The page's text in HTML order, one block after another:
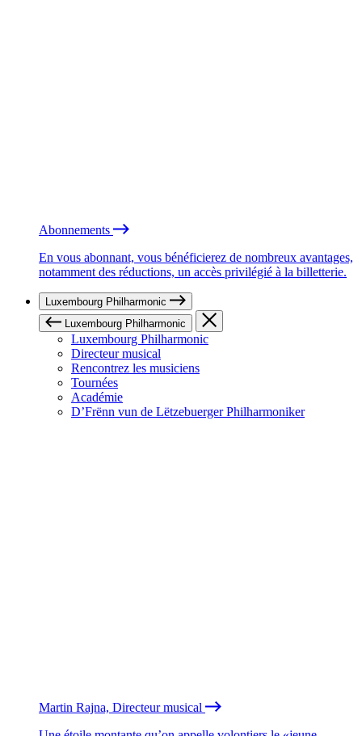
Abonnements
En vous abonnant, vous bénéficierez de nombreux avantages,
notamment des réductions, un accès privilégié à la billetterie.
Luxembourg Philharmonic
Luxembourg Philharmonic
Luxembourg Philharmonic
Directeur musical
Rencontrez les musiciens
Tournées
Académie
D’Frënn vun de Lëtzebuerger Philharmoniker
Martin Rajna, Directeur musical